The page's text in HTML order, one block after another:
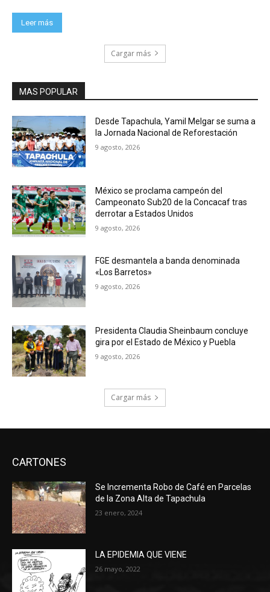
Leer más
Cargar más
MAS POPULAR
Desde Tapachula, Yamil Melgar se suma a
la Jornada Nacional de Reforestación
9 agosto, 2026
México se proclama campeón del
Campeonato Sub20 de la Concacaf tras
derrotar a Estados Unidos
9 agosto, 2026
FGE desmantela a banda denominada
«Los Barretos»
9 agosto, 2026
Presidenta Claudia Sheinbaum concluye
gira por el Estado de México y Puebla
9 agosto, 2026
Cargar más
CARTONES
Se Incrementa Robo de Café en Parcelas
de la Zona Alta de Tapachula
23 enero, 2024
LA EPIDEMIA QUE VIENE
26 mayo, 2022